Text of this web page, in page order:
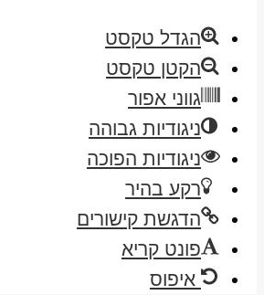
הגדל טקסט
הקטן טקסט
גווני אפור
ניגודיות גבוהה
ניגודיות הפוכה
רקע בהיר
הדגשת קישורים
פונט קריא
איפוס